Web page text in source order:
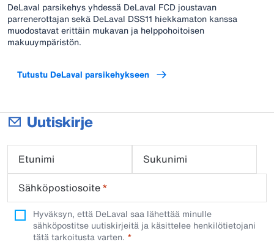
DeLaval parsikehys yhdessä DeLaval FCD joustavan
parrenerottajan sekä DeLaval DSS11 hiekkamaton kanssa
muodostavat erittäin mukavan ja helppohoitoisen
makuuympäristön.
Tutustu DeLaval parsikehykseen
Uutiskirje
Etunimi
Sukunimi
Sähköpostiosoite*
Hyväksyn, että DeLaval saa lähettää minulle
sähköpostitse uutiskirjeitä ja käsittelee henkilötietojani
tätä tarkoitusta varten.